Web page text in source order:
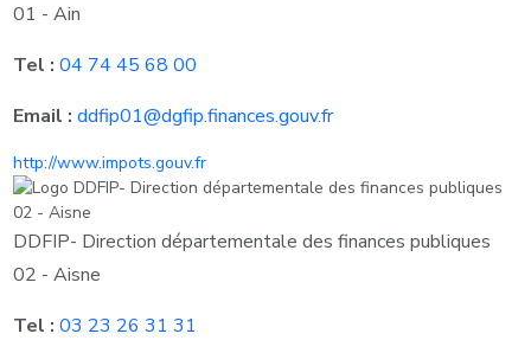
01 - Ain
Tel : 04 74 45 68 00
Email : ddfip01@dgfip.finances.gouv.fr
http://www.impots.gouv.fr
DDFIP- Direction départementale des finances publiques
02 - Aisne
Tel : 03 23 26 31 31